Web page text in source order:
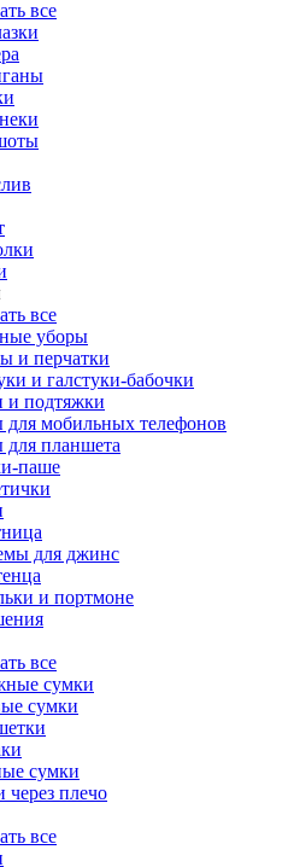
все
все
уборы
и перчатки
и галстуки-бабочки
и подтяжки
для мобильных телефонов
для планшета
паше
для джинс
и портмоне
все
сумки
сумки
сумки
через плечо
все